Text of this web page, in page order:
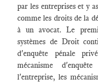
par les entreprises et y
comme les droits de la
à un avocat. Le
systèmes de Droit
d'enquête pénale
mécanisme
l'entreprise, les